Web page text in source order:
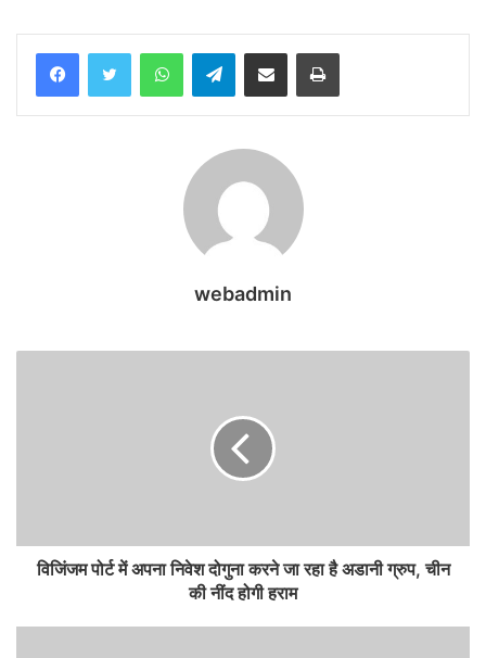
WhatsAppTelegramShare via Email Print
webadmin
विजिंजम पोर्ट में अपना निवेश दोगुना करने जा रहा है अडानी ग्रुप, चीन
की नींद होगी हराम